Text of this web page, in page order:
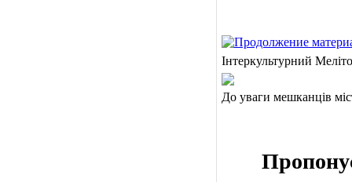
Інтеркультурний
До уваги мешканців